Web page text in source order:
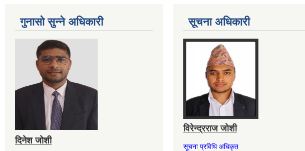
गुनासो सुन्ने अधिकारी
दिनेश जोशी
सूचना अधिकारी
विरेन्द्रराज जोशी
सूचना प्रविधि अधिकृत